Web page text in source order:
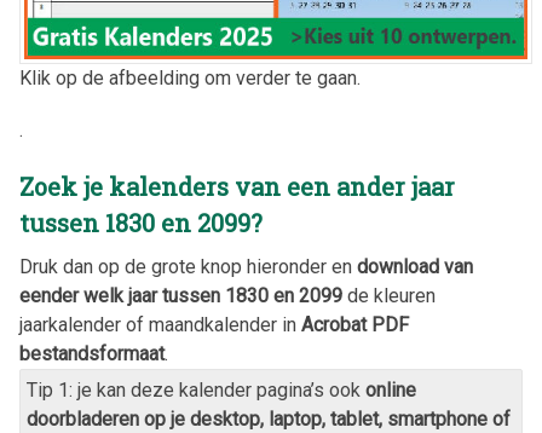
Klik op de afbeelding om verder te gaan.
.
Zoek je kalenders van een ander jaar
tussen 1830 en 2099?
Druk dan op de grote knop hieronder en download van
eender welk jaar tussen 1830 en 2099 de kleuren
jaarkalender of maandkalender in Acrobat PDF
bestandsformaat.
Tip 1: je kan deze kalender pagina’s ook online
doorbladeren op je desktop, laptop, tablet, smartphone of